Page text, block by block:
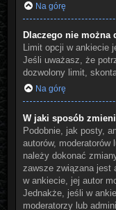
Na górę
Dlaczego nie można
Limit opcji w ankiecie
Jeśli uważasz, że
dozwolony limit,
Na górę
W jaki sposób
Podobnie, jak posty,
autorów, moderatorów
należy dokonać
zawsze związana jest
w ankiecie, jej autor
Jednakże, jeśli w
moderatorzy lub